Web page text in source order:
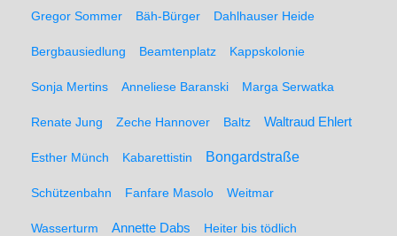
Gregor Sommer Bäh-Bürger Dahlhauser Heide
Bergbausiedlung Beamtenplatz Kappskolonie
Sonja Mertins Anneliese Baranski Marga Serwatka
Renate Jung Zeche Hannover Baltz Waltraud Ehlert
Esther Münch Kabarettistin Bongardstraße
Schützenbahn Fanfare Masolo Weitmar
Wasserturm Annette Dabs Heiter bis tödlich